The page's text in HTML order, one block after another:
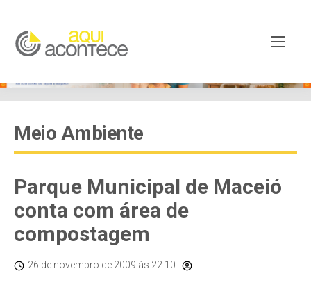
Meio Ambiente
Parque Municipal de Maceió
conta com área de
compostagem
26 de novembro de 2009 às 22:10